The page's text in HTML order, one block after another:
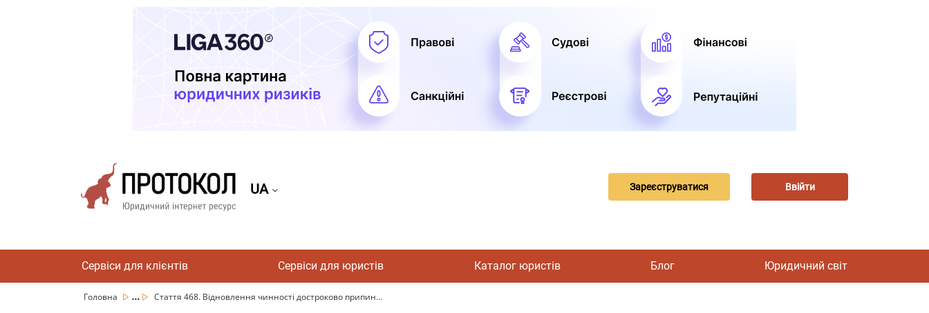
UA Зареєструватися Ввійти
Сервіси для клієнтів Сервіси для юристів Каталог юристів Блог Юридичний світ
Головна ... Стаття 468. Відновлення чинності достроково припин...